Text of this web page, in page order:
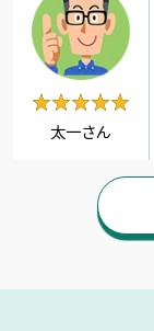
★★★★★
★★★★★
太一さん